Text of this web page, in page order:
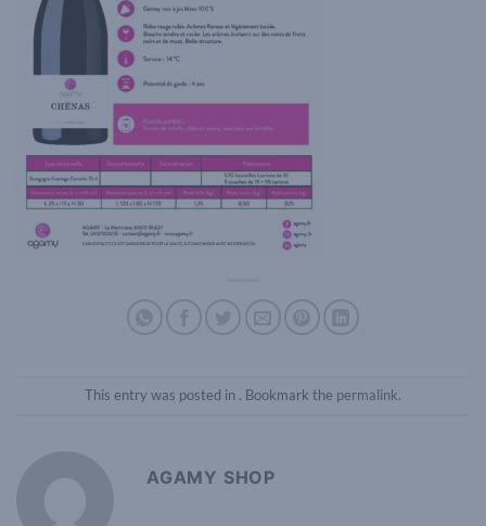
This entry was posted in . Bookmark the permalink.
AGAMY SHOP